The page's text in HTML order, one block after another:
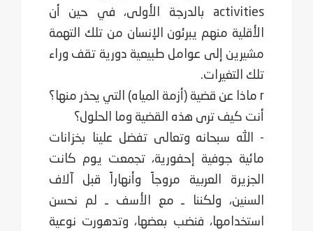
activities بالدرجة الأولى، في حين أن
الأقلية منهم يبرئون الإنسان من تلك التهمة
مشيرين إلى عوامل طبيعية دورية تقف وراء
تلك التغيرات.
r ماذا عن قضية (أزمة المياه) التي يحذر منها؟
أنت كيف ترى هذه القضية وما الحلول؟
- الله سبحانه وتعالى تفضل علينا بخزانات
مائية جوفية إحفورية، تجمعت يوم كانت
الجزيرة العربية مروجاً وأنهاراً قبل آلاف
السنين، ‏ولكننا ـ مع الأسف ـ لم نحسن
استخدامها، فنضب بعضها، وتدهورت نوعية